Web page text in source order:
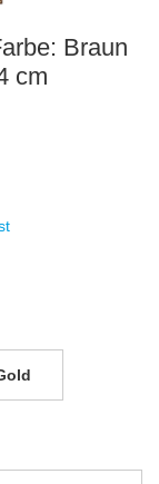
Braun
cm